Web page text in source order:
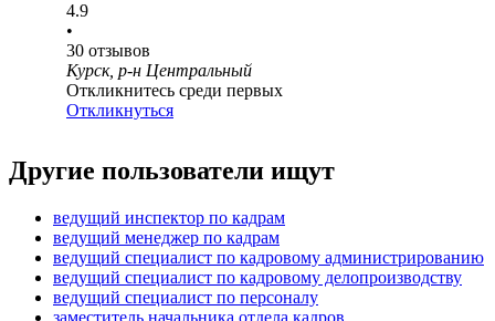
4.9
•
30 отзывов
Курск, р-н Центральный
Откликнитесь среди первых
Откликнуться
Другие пользователи ищут
ведущий инспектор по кадрам
ведущий менеджер по кадрам
ведущий специалист по кадровому администрированию
ведущий специалист по кадровому делопроизводству
ведущий специалист по персоналу